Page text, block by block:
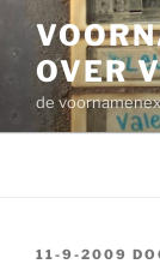
inhoud
OVER
de
GEPLAATST
11-9-2009